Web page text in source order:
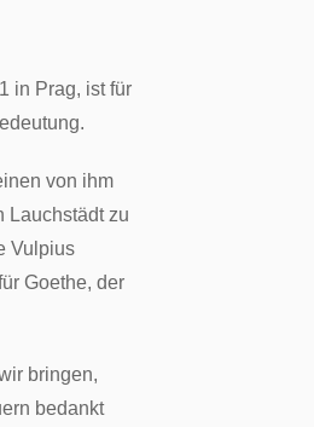
in Prag, ist für
von ihm
Lauchstädt zu
Vulpius
Goethe, der
bringen,
bedankt